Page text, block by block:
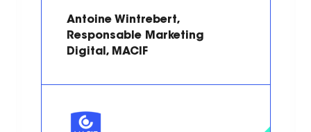
Antoine Wintrebert,
Responsable Marketing
Digital, MACIF